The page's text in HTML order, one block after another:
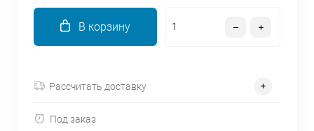
В корзину
Рассчитать доставку
Под заказ
Остались вопросы?
8 800 302-02-51
plait.ru